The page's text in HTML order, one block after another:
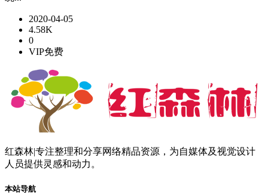
2020-04-05
4.58K
0
VIP免费
红森林|专注整理和分享网络精品资源，为自媒体及视觉设计
人员提供灵感和动力。
本站导航